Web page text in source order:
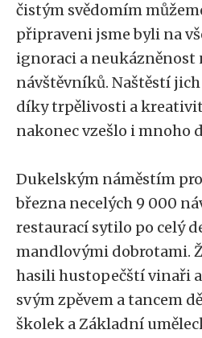
čistým svědomím
připraveni jsme byli na
ignoraci a neukázněnost
návštěvníků. Naštěstí
díky trpělivosti a
nakonec vzešlo i mnoho
Dukelským náměstím
března necelých 9 000
restaurací sytilo po celý
mandlovými dobrotami.
hasili hustopečští vinaři
svým zpěvem a tancem
školek a Základní